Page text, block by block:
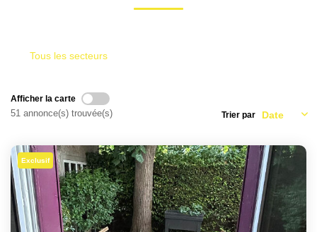
ESTIMER
AFR IMMOBILIER Bezons
AFR IMMOBILIER Carrières-Sur-Seine
AFR IMMOBILIER Chatou - Location | Gestion | Syndic
AFR IMMOBILIER Chatou - Transaction
Tous les secteurs
Afficher la carte
51 annonce(s) trouvée(s) Trier par
Exclusif